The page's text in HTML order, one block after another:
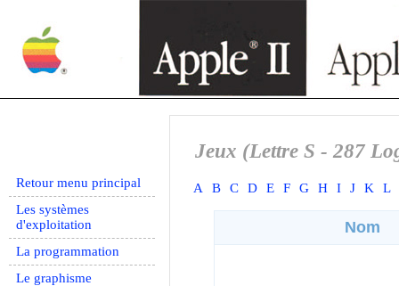
Retour menu principal
Les systèmes
d'exploitation
La programmation
Le graphisme
Jeux (Lettre S - 287
A B C D E F G H I J K L
Nom